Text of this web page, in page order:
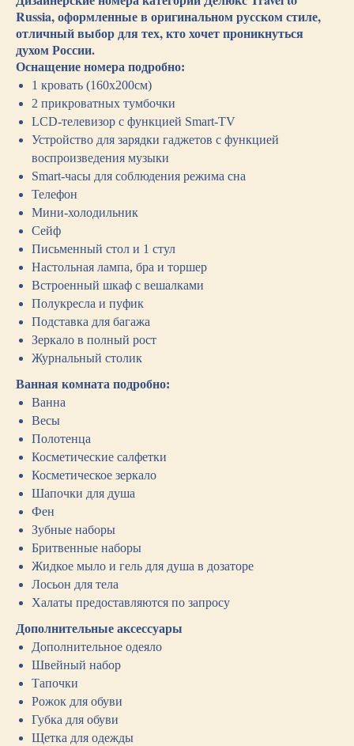
Russia, оформленные в оригинальном русском стиле,
отличный выбор для тех, кто хочет проникнуться
духом России.
Оснащение номера подробно:
1 кровать (160х200см)
2 прикроватных тумбочки
LCD-телевизор с функцией Smart-TV
Устройство для зарядки гаджетов с функцией
воспроизведения музыки
Smart-часы для соблюдения режима сна
Телефон
Мини-холодильник
Сейф
Письменный стол и 1 стул
Настольная лампа, бра и торшер
Встроенный шкаф с вешалками
Полукресла и пуфик
Подставка для багажа
Зеркало в полный рост
Журнальный столик
Ванная комната подробно:
Ванна
Весы
Полотенца
Косметические салфетки
Косметическое зеркало
Шапочки для душа
Фен
Зубные наборы
Бритвенные наборы
Жидкое мыло и гель для душа в дозаторе
Лосьон для тела
Халаты предоставляются по запросу
Дополнительные аксессуары
Дополнительное одеяло
Швейный набор
Тапочки
Рожок для обуви
Губка для обуви
Щетка для одежды